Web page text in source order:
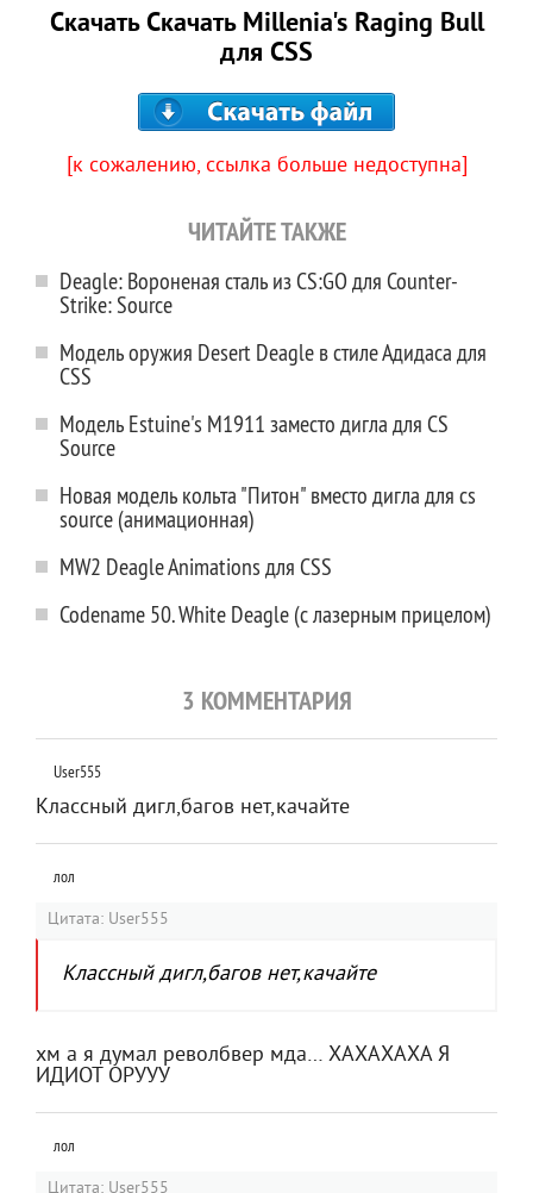
Скачать Скачать Millenia's Raging Bull
для CSS
[к сожалению, ссылка больше недоступна]
ЧИТАЙТЕ ТАКЖЕ
Deagle: Вороненая сталь из CS:GO для Counter-
Strike: Source
Модель оружия Desert Deagle в стиле Адидаса для
CSS
Модель Estuine's M1911 заместо дигла для CS
Source
Новая модель кольта "Питон" вместо дигла для cs
source (анимационная)
MW2 Deagle Animations для CSS
Codename 50. White Deagle (с лазерным прицелом)
3 КОММЕНТАРИЯ
User555
Классный дигл,багов нет,качайте
лол
Цитата: User555
Классный дигл,багов нет,качайте
хм а я думал револбвер мда… ХАХАХАХА Я
ИДИОТ ОРУУУ
лол